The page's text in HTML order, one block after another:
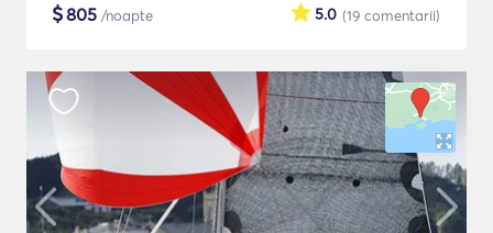
$805 /noapte (19 comentarii)
5.0